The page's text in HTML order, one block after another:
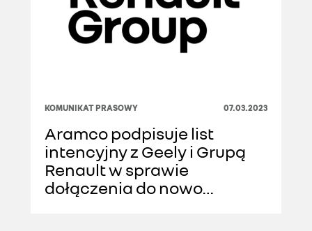
KOMUNIKAT PRASOWY 07.03.2023
Aramco podpisuje list
intencyjny z Geely i Grupą
Renault w sprawie
dołączenia do nowo